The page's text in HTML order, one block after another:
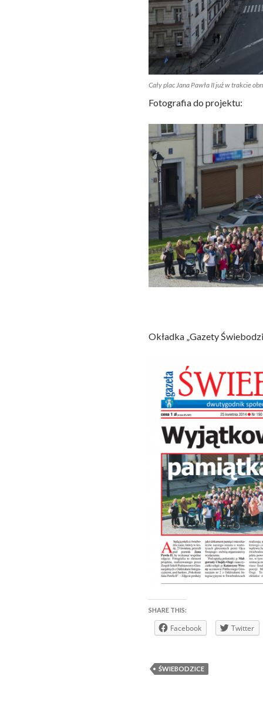
Cały plac Jana Pawła II już w trakcie
Fotografia do projektu:
Okładka „Gazety
SHARE THIS:
Facebook Twitter
ŚWIEBODZICE